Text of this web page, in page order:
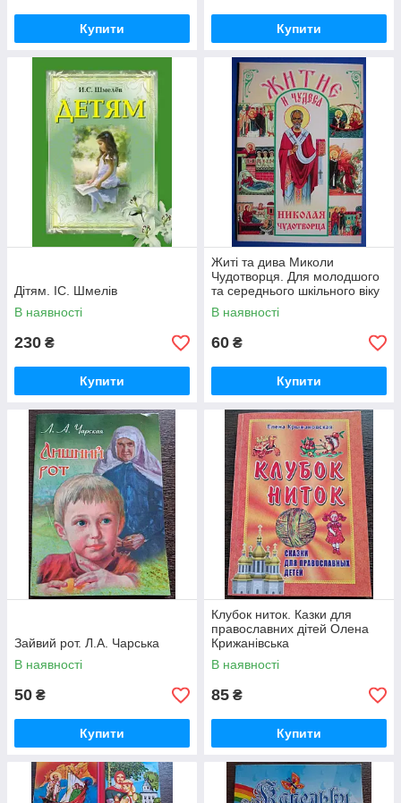
Купити Купити
Дітям. ІС. Шмелів
В наявності
230 ₴
Купити
Житі та дива Миколи
Чудотворця. Для молодшого
та середнього шкільного віку
В наявності
60 ₴
Купити
Зайвий рот. Л.А. Чарська
В наявності
50 ₴
Купити
Клубок ниток. Казки для
православних дітей Олена
Крижанівська
В наявності
85 ₴
Купити